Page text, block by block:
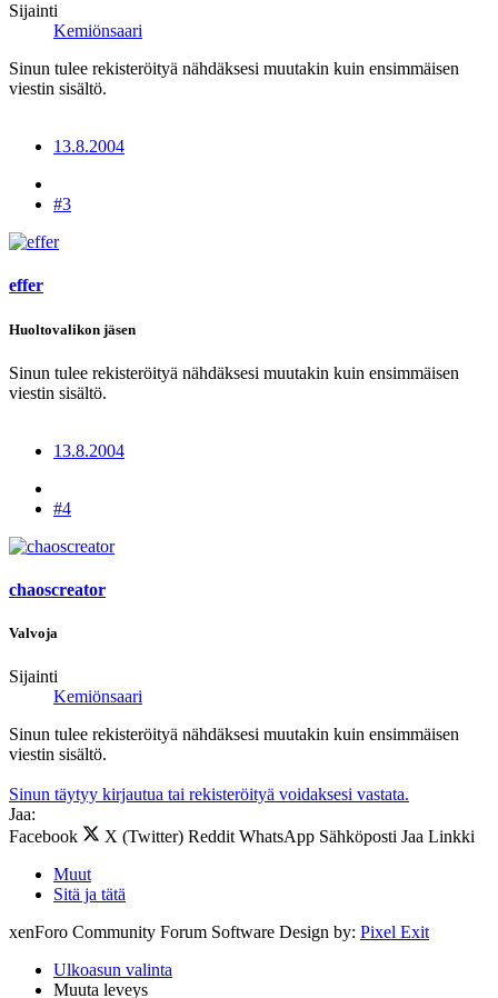
Sijainti
Kemiönsaari
Sinun tulee rekisteröityä nähdäksesi muutakin kuin ensimmäisen
viestin sisältö.
13.8.2004
#3
effer
Huoltovalikon jäsen
Sinun tulee rekisteröityä nähdäksesi muutakin kuin ensimmäisen
viestin sisältö.
13.8.2004
#4
chaoscreator
Valvoja
Sijainti
Kemiönsaari
Sinun tulee rekisteröityä nähdäksesi muutakin kuin ensimmäisen
viestin sisältö.
Sinun täytyy kirjautua tai rekisteröityä voidaksesi vastata.
Jaa:
Facebook
X (Twitter) Reddit WhatsApp Sähköposti Jaa Linkki
Muut
Sitä ja tätä
xenForo Community Forum Software Design by: Pixel Exit
Ulkoasun valinta
Muuta leveys